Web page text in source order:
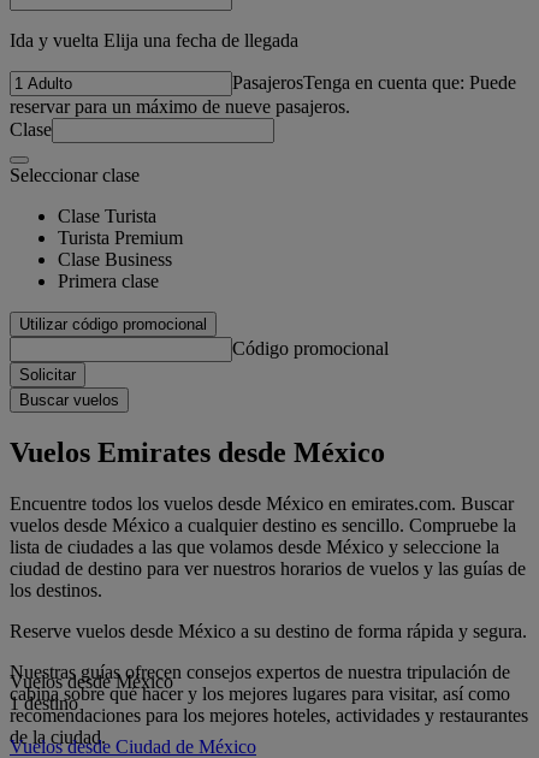
Ida y vuelta Elija una fecha de llegada
PasajerosTenga en cuenta que: Puede
reservar para un máximo de nueve pasajeros.
Clase
Seleccionar clase
Clase Turista
Turista Premium
Clase Business
Primera clase
Utilizar código promocional
Código promocional
Solicitar
Buscar vuelos
Vuelos Emirates desde México
Encuentre todos los vuelos desde México en emirates.com. Buscar
vuelos desde México a cualquier destino es sencillo. Compruebe la
lista de ciudades a las que volamos desde México y seleccione la
ciudad de destino para ver nuestros horarios de vuelos y las guías de
los destinos.
Reserve vuelos desde México a su destino de forma rápida y segura.
Nuestras guías ofrecen consejos expertos de nuestra tripulación de
cabina sobre qué hacer y los mejores lugares para visitar, así como
recomendaciones para los mejores hoteles, actividades y restaurantes
de la ciudad.
Vuelos desde México
1 destino
Vuelos desde Ciudad de México